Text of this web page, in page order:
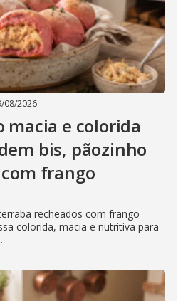
08/2026
macia e colorida
bis, pãozinho
frango
recheados com frango
colorida, macia e nutritiva para